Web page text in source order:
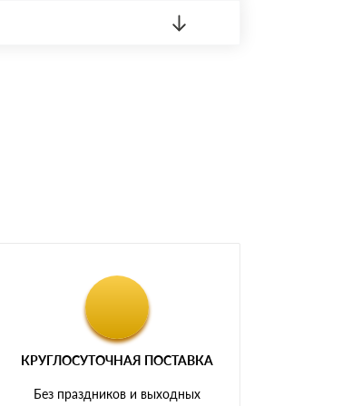
КРУГЛОСУТОЧНАЯ ПОСТАВКА
Без праздников и выходных